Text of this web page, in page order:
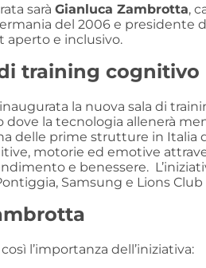
sarà Gianluca Zambrotta,
del 2006 e presidente
aperto e inclusivo.
training cognitivo
la nuova sala di
dove la tecnologia allenerà
delle prime strutture in Italia
motorie ed emotive
e benessere.
Samsung e Lions
l’importanza dell’iniziativa: